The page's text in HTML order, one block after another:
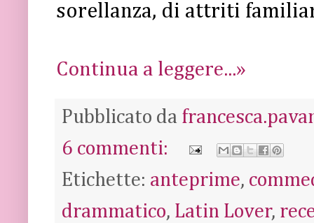
sorellanza, di attriti
Continua a leggere...»
Pubblicato da
6 commenti:
Etichette: anteprime,
drammatico, Latin Lover,